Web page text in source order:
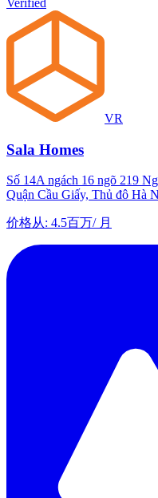
VR
Sala Homes
Số 14A ngách 16 ngõ 219
Quận Cầu Giấy, Thủ đô Hà
价格从: 4.5百万/月